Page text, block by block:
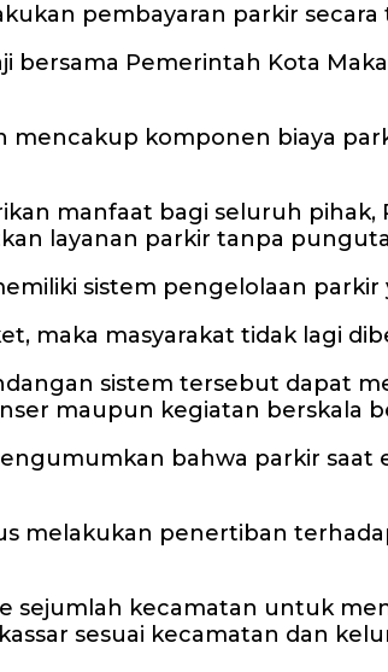
pembayaran parkir
bersama Pemerintah Kota
komponen biaya
manfaat bagi seluruh
layanan parkir tanpa
sistem pengelolaan
maka masyarakat tidak lagi
sistem tersebut dapat
maupun kegiatan berskala
bahwa parkir saat
melakukan penertiban
sejumlah kecamatan untuk
sesuai kecamatan dan